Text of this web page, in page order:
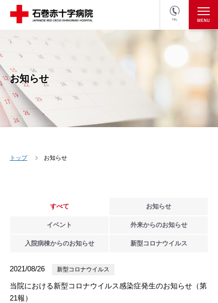
TEL
医療関係者の方
お知らせ
トップ お知らせ
すべて お知らせ
イベント 外来からのお知らせ
入院病棟からのお知らせ 新型 コロナウイルス
2021/08/26 新型コロナウイルス
当院における新型コロナウイルス感染症発生のお知らせ（第
21報）